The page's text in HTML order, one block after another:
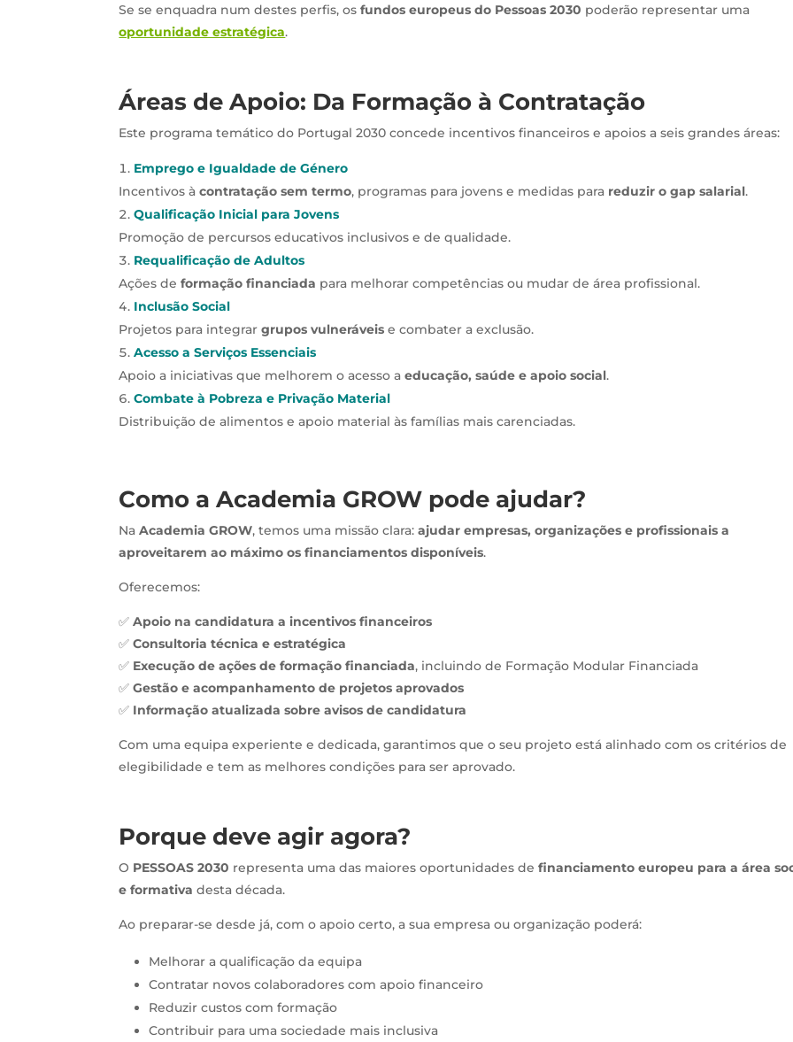
Se se enquadra num destes perfis, osfundos europeus do Pessoas 2030 poderão representar uma
oportunidade estratégica.
Áreas de Apoio: Da Formação à Contratação
Este programa temático do Portugal 2030 concede incentivos financeiros e apoios a seis grandes áreas:
Emprego e Igualdade de Género
Incentivos àcontratação sem termo, programas para jovens e medidas para reduzir o gap salarial.
Qualificação Inicial para Jovens
Promoção de percursos educativos inclusivos e de qualidade.
Requalificação de Adultos
Ações deformação financiada para melhorar competências ou mudar de área profissional.
Inclusão Social
Projetos para integrargrupos vulneráveis e combater a exclusão.
Acesso a Serviços Essenciais
Apoio a iniciativas que melhorem o acesso aeducação, saúde e apoio social.
Combate à Pobreza e Privação Material
Distribuição de alimentos e apoio material às famílias mais carenciadas.
Como a Academia GROW pode ajudar?
NaAcademia GROW, temos uma missão clara:ajudar empresas, organizações e profissionais a
aproveitarem ao máximo os financiamentos disponíveis.
Oferecemos:
✅Apoio na candidatura a incentivos financeiros
✅Consultoria técnica e estratégica
✅ Execução de ações de formação financiada, incluindo de Formação Modular Financiada
✅Gestão e acompanhamento de projetos aprovados
✅ Informação atualizada sobre avisos de candidatura
Com uma equipa experiente e dedicada, garantimos que o seu projeto está alinhado com os critérios de
elegibilidade e tem as melhores condições para ser aprovado.
Porque deve agir agora?
O PESSOAS 2030 representa uma das maiores oportunidades definanciamento europeu para a área
e formativa desta década.
Ao preparar-se desde já, com o apoio certo, a sua empresa ou organização poderá:
Melhorar a qualificação da equipa
Contratar novos colaboradores com apoio financeiro
Reduzir custos com formação
Contribuir para uma sociedade mais inclusiva